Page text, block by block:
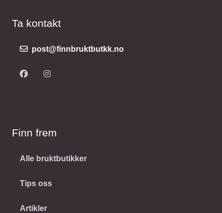
Ta kontakt
post@finnbruktbutkk.no
Finn frem
Alle bruktbutikker
Tips oss
Artikler